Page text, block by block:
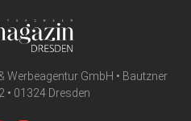
GmbH • Bautzner
• 01324 Dresden